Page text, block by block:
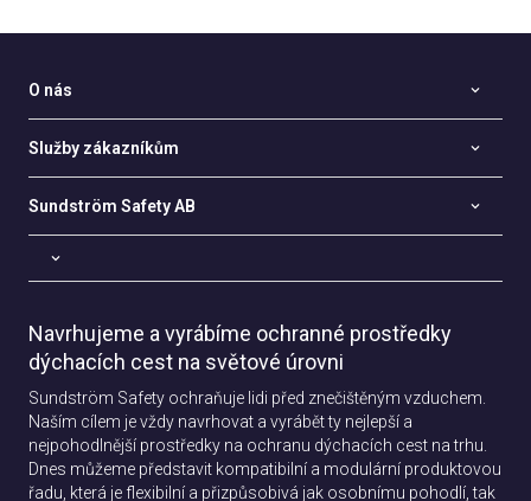
O nás
Služby zákazníkům
Sundström Safety AB
Navrhujeme a vyrábíme ochranné prostředky
dýchacích cest na světové úrovni
Sundström Safety ochraňuje lidi před znečištěným vzduchem.
Naším cílem je vždy navrhovat a vyrábět ty nejlepší a
nejpohodlnější prostředky na ochranu dýchacích cest na trhu.
Dnes můžeme představit kompatibilní a modulární produktovou
řadu, která je flexibilní a přizpůsobivá jak osobnímu pohodlí, tak